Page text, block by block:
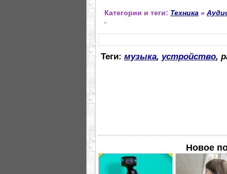
Категории и теги: Техника »
.
Теги: музыка, устройство,
Новое